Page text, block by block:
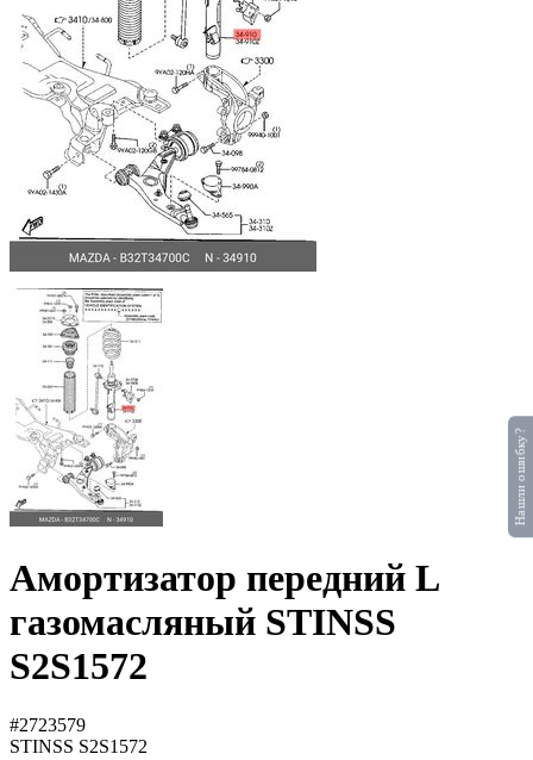
Амортизатор передний L
газомасляный STINSS
S2S1572
#2723579
STINSS S2S1572
Нашли ошибку?